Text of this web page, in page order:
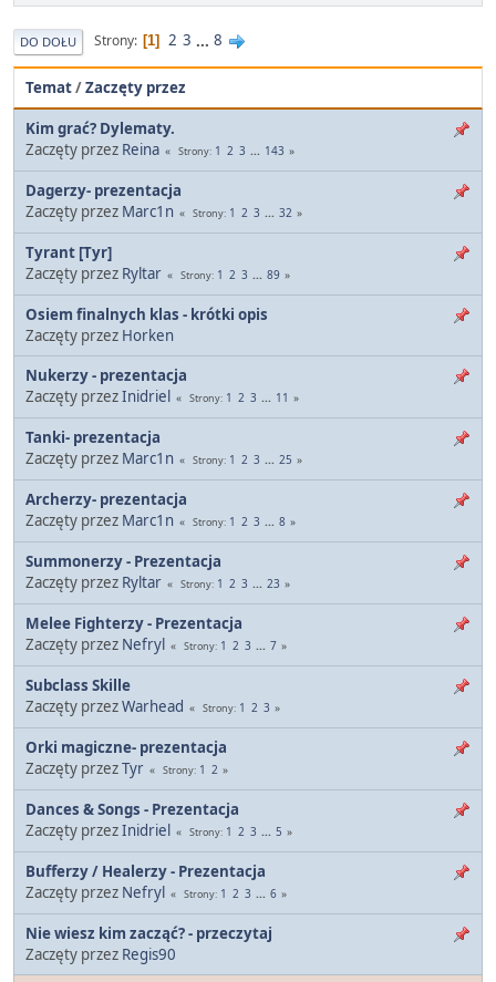
DO DOŁU Strony 1 2 3 ... 8
Temat/Zaczęty przez
Kim grać? Dylematy.
Zaczęty przez Reina Strony 1 2 3 ... 143
Dagerzy- prezentacja
Zaczęty przez Marc1n Strony 1 2 3 ... 32
Tyrant [Tyr]
Zaczęty przez Ryltar Strony 1 2 3 ... 89
Osiem finalnych klas - krótki opis
Zaczęty przez Horken
Nukerzy - prezentacja
Zaczęty przezInidriel Strony 1 2 3 ... 11
Tanki- prezentacja
Zaczęty przez Marc1n Strony 1 2 3 ... 25
Archerzy- prezentacja
Zaczęty przez Marc1n Strony 1 2 3 ... 8
Summonerzy - Prezentacja
Zaczęty przez Ryltar Strony 1 2 3 ... 23
Melee Fighterzy - Prezentacja
Zaczęty przez Nefryl Strony 1 2 3 ... 7
Subclass Skille
Zaczęty przezWarhead Strony 1 2 3
Orki magiczne- prezentacja
Zaczęty przezTyr Strony 1 2
Dances & Songs - Prezentacja
Zaczęty przezInidriel Strony 1 2 3 ... 5
Bufferzy / Healerzy - Prezentacja
Zaczęty przez Nefryl Strony 1 2 3 ... 6
Nie wiesz kim zacząć? - przeczytaj
Zaczęty przez Regis90